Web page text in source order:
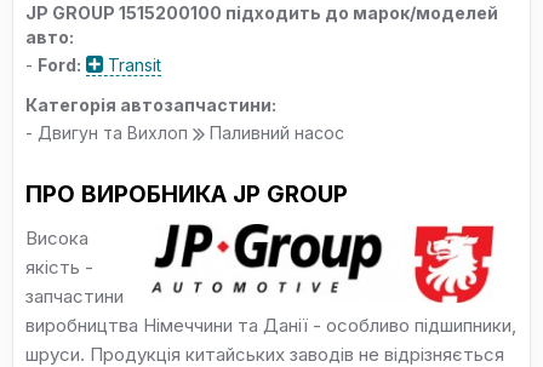
JP GROUP 1515200100 підходить до марок/моделей
авто:
- Ford:
Transit
Категорія автозапчастини:
- Двигун та Вихлоп
Паливний насос
ПРО ВИРОБНИКА JP GROUP
Висока
якість -
запчастини
виробництва Німеччини та Данії - особливо підшипники,
шруси. Продукція китайських заводів не відрізняється